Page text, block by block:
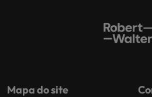
Mapa do site